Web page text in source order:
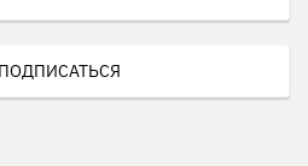
ПОДПИСАТЬСЯ